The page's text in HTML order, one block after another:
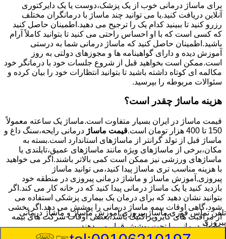
برای ماساژ درمانی خوب از یک پزشک،دوست یا یک دایرکتوری
آنلاین دریافت کنید.یا می توانید چند ماساژ با درمانگران مختلف
رزرو کنید تا ببینید کدام یک را ترجیح می دهید.اطمینان حاصل کنید
که کسی است که با او احساس راحتی می کنید تا بتوانید کاملاً آرام
باشید.اطمینان حاصل کنید که ماساژ درمانی شما به درستی
آموزش دیده و دارای گواهینامه ها و مجوزهای دولتی به روز
است.ممکن است بخواهید قبل از شروع جلسات خود با درمانگر خود
مکالمه ای کوتاه داشته باشید تا بتوانید انتظارات خود را بیان کرده و
سئوالات مربوطه را بپرسید.
هزینه ماساژ چقدر است؟
قیمت ماساژ در ایران بسیار متفاوت است.ماساژ یک ساعته معمولاً
150 تا 400 هزار تومان است.
قیمت ماساژ درمانی رایحه،سنگ داغ و
ماساژ قبل از تولد گرانتر از ماساژهای استاندارد است.بسته به
مکان،برخی از ماساژهای ویژه مانند ماساژهای عمیق،تایلندی یا
ماساژهای ورزشی نیز ممکن است کمی بالاتر باشند.اگر می خواهید
با هزینه مناسب تری ماساژ پیدا کنید،می توانید ماساژ
پیروزی,آموزش ماساژ و ماشاژ درمانی پیروزی در منطقه خود
بازدید کنید یا یک ماساژ درمانی پیدا کنید که در خانه کار می کند.اگر
بتوانید نشان دهید که برای درمان یک بیماری پزشکی استفاده می
شود،گاهی اوقات بیمه ماساژ درمانی را پوشش می دهد.اگر بخشی
از مراقبت های کایروپراکتیک باشد،بعضی اوقات شرکت های بیمه
ماساژ درمانی را تحت پوشش قرار می دهند.
تلفن تماس فوریماساژ پیروزی,آموزش ماساژ و ماشاژ درمانی
پیروزی